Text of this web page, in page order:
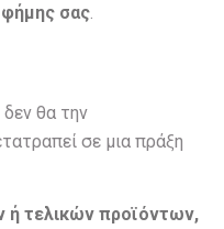
φήμης σας.
δεν θα την
σε μια πράξη
ή τελικών προϊόντων,